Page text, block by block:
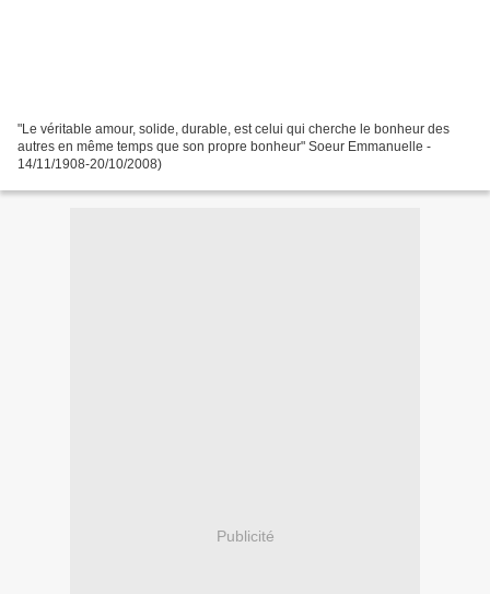
"Le véritable amour, solide, durable, est celui qui cherche le bonheur des
autres en même temps que son propre bonheur" Soeur Emmanuelle -
14/11/1908-20/10/2008)
Publicité